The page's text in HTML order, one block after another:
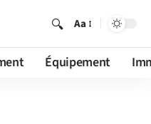
Aa
Équipement